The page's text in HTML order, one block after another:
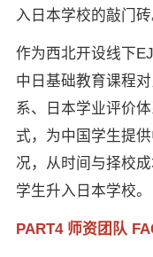
入日本学校的敲门砖
作为西北开设线下
中日基础教育课程
系、日本学业评价
式，为中国学生提
况，从时间与择校
学生升入日本学校。
PART4 师资团队